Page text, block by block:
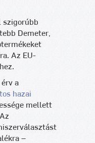
szigorúbb
Demeter,
Az EU-
a
hazai
mellett
–